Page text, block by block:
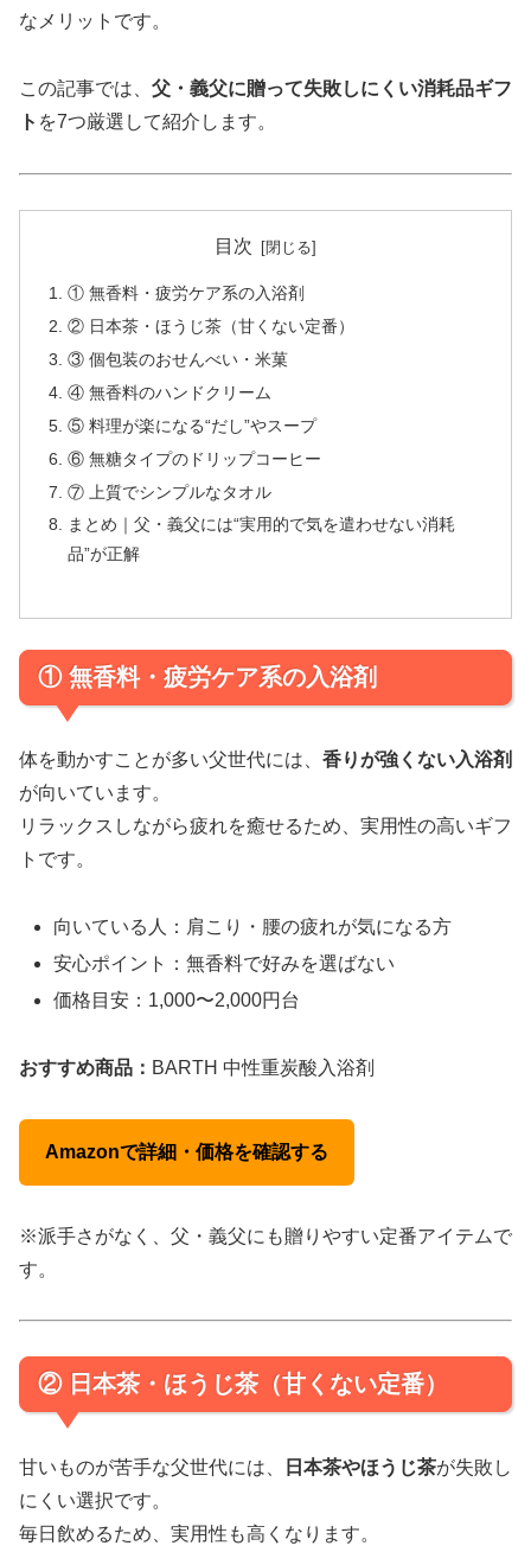
なメリットです。
この記事では、 父・義父に贈って失敗しにくい消耗品ギフ
ト を7つ厳選して紹介します。
目次
① 無香料・疲労ケア系の入浴剤
② 日本茶・ほうじ茶（甘くない定番）
③ 個包装のおせんべい・米菓
④ 無香料のハンドクリーム
⑤ 料理が楽になる“だし”やスープ
⑥ 無糖タイプのドリップコーヒー
⑦ 上質でシンプルなタオル
まとめ｜父・義父には“実用的で気を遣わせない消耗
品”が正解
① 無香料・疲労ケア系の入浴剤
体を動かすことが多い父世代には、 香りが強くない入浴剤
が向いています。
リラックスしながら疲れを癒せるため、実用性の高いギフ
トです。
向いている人：肩こり・腰の疲れが気になる方
安心ポイント：無香料で好みを選ばない
価格目安：1,000〜2,000円台
おすすめ商品： BARTH 中性重炭酸入浴剤
Amazonで詳細・価格を確認する
※派手さがなく、父・義父にも贈りやすい定番アイテムで
す。
② 日本茶・ほうじ茶（甘くない定番）
甘いものが苦手な父世代には、 日本茶やほうじ茶が失敗し
にくい選択です。
毎日飲めるため、実用性も高くなります。